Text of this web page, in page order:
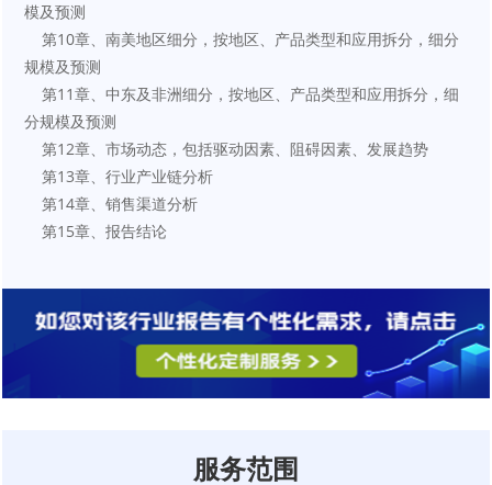
模及预测
    第10章、南美地区细分，按地区、产品类型和应用拆分，细分
规模及预测
    第11章、中东及非洲细分，按地区、产品类型和应用拆分，细
分规模及预测
    第12章、市场动态，包括驱动因素、阻碍因素、发展趋势
    第13章、行业产业链分析
    第14章、销售渠道分析
    第15章、报告结论
服务范围